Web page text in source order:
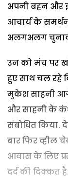
अपनी बहन और
आचार्य के
अलगअलग
उन को मंच पर
हुए साथ चल रहे
मुकेश साहनी आगे
और साहनी के
संबोधित किया.
बार फिर व्हील
आवास के लिए
दर्द की दिक्कत